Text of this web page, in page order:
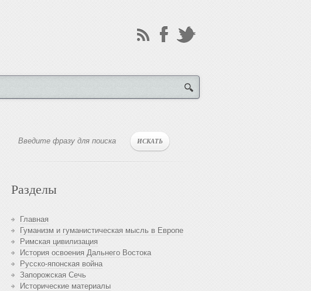
Разделы
Главная
Гуманизм и гуманистическая мысль в Европе
Римская цивилизация
История освоения Дальнего Востока
Русско-японская война
Запорожская Сечь
Исторические материалы